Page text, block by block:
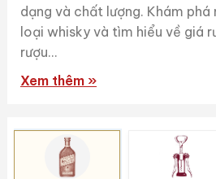
dạng và chất lượng. Khám
loại whisky và tìm hiểu về giá
rượu...
Xem thêm »